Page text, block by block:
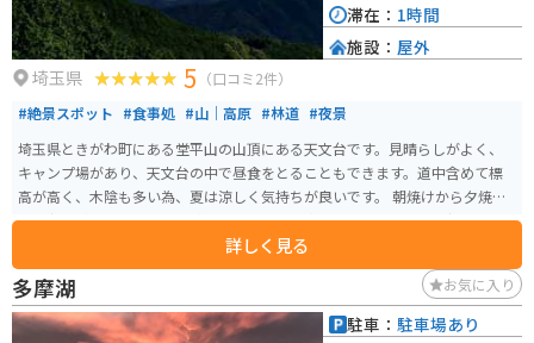
埼玉県 5 （口コミ2件）
#絶景スポット #食事処 #山｜高原 #林道 #夜景
埼玉県ときがわ町にある堂平山の山頂にある天文台です。見晴らしがよく、
キャンプ場があり、天文台の中で昼食をとることもできます。道中含めて標
高が高く、木陰も多い為、夏は涼しく気持ちが良いです。 朝焼けから夕焼
け、夜景が見れます。標高が高く星もすごく綺麗に見えます。人も少ないの
で、気楽にゆっくりすることができます。天気がいいと、東京のスカイツリ
ーまで見えます。イニシャルDの正丸峠もあり、バイクや車を走らせるのが好
きな人にはさらにオススメです。
詳しく見る
滞在： 1時間
施設： 屋外
多摩湖 お気に入り
駐車： 駐車場あり